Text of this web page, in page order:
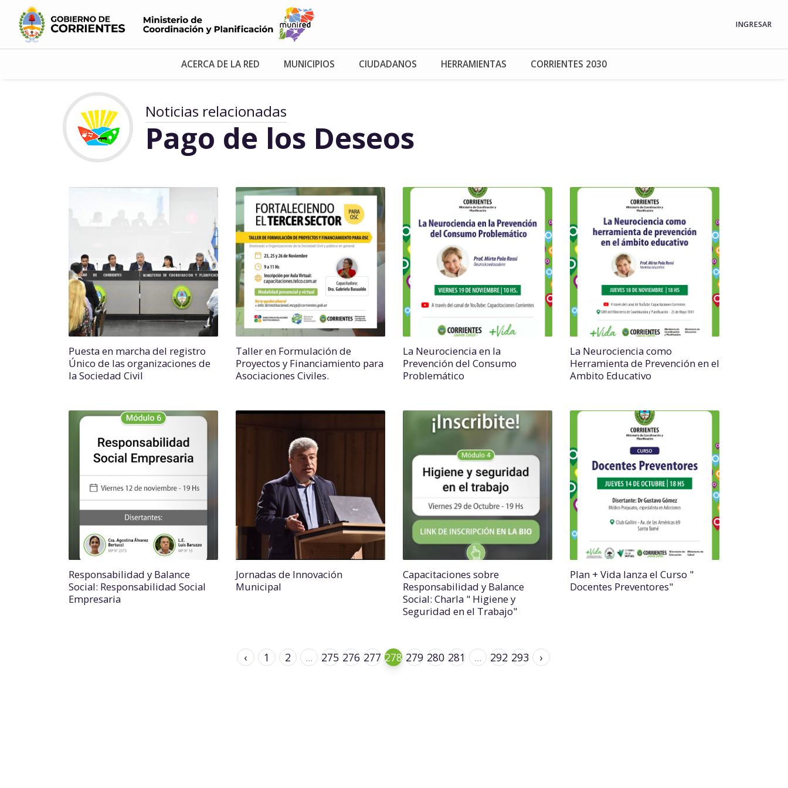
INGRESAR
ACERCA DE LA RED MUNICIPIOS CIUDADANOS HERRAMIENTAS CORRIENTES 2030
Noticias relacionadas
Pago de los Deseos
Puesta en marcha del registro
Único de las organizaciones de
la Sociedad Civil
Taller en Formulación de
Proyectos y Financiamiento para
Asociaciones Civiles.
La Neurociencia en la
Prevención del Consumo
Problemático
La Neurociencia como
Herramienta de Prevención en el
Ambito Educativo
Responsabilidad y Balance
Social: Responsabilidad Social
Empresaria
Jornadas de Innovación
Municipal
Capacitaciones sobre
Responsabilidad y Balance
Social: Charla " Higiene y
Seguridad en el Trabajo"
Plan + Vida lanza el Curso "
Docentes Preventores"
‹ 1 2 ... 275 276 277 278 279 280 281 ... 292 293 ›